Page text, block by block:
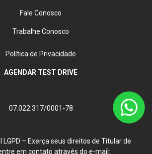
Fale Conosco
Trabalhe Conosco
Política de Privacidade
AGENDAR TEST DRIVE
07.022.317/0001-78